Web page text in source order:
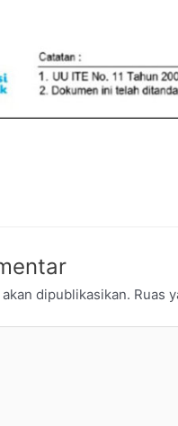
dipublikasikan. Ruas